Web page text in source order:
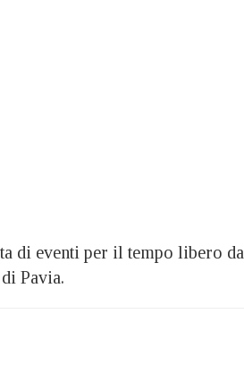
di eventi per il tempo libero da
Pavia.